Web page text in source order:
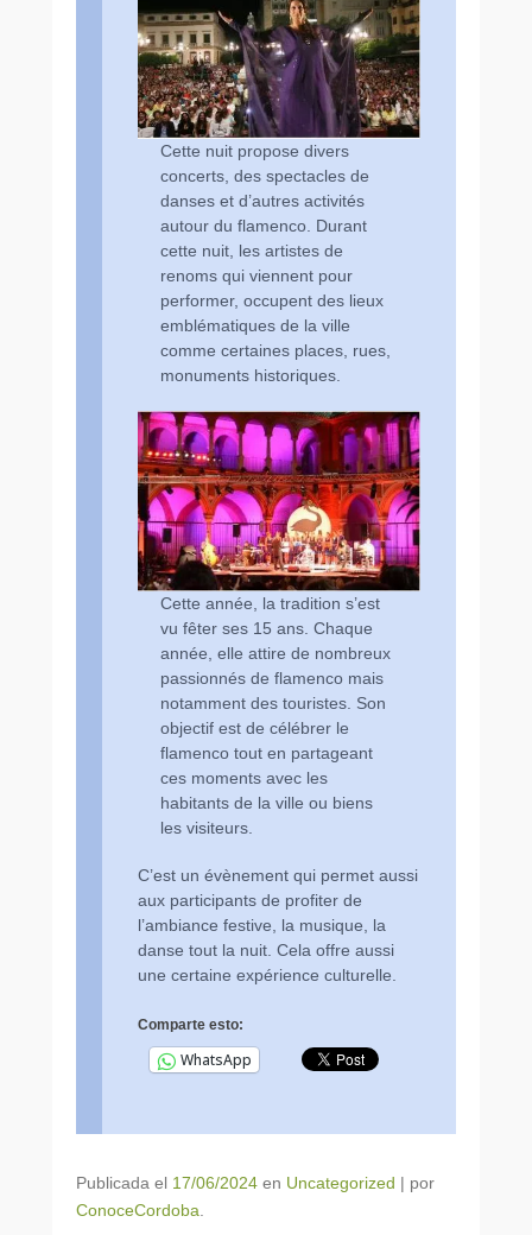
Cette nuit propose divers
concerts, des spectacles de
danses et d’autres activités
autour du flamenco. Durant
cette nuit, les artistes de
renoms qui viennent pour
performer, occupent des lieux
emblématiques de la ville
comme certaines places, rues,
monuments historiques.
Cette année, la tradition s’est
vu fêter ses 15 ans. Chaque
année, elle attire de nombreux
passionnés de flamenco mais
notamment des touristes. Son
objectif est de célébrer le
flamenco tout en partageant
ces moments avec les
habitants de la ville ou biens
les visiteurs.
C’est un évènement qui permet aussi
aux participants de profiter de
l’ambiance festive, la musique, la
danse tout la nuit. Cela offre aussi
une certaine expérience culturelle.
Comparte esto:
WhatsApp
Publicada el 17/06/2024 en Uncategorized | por
ConoceCordoba